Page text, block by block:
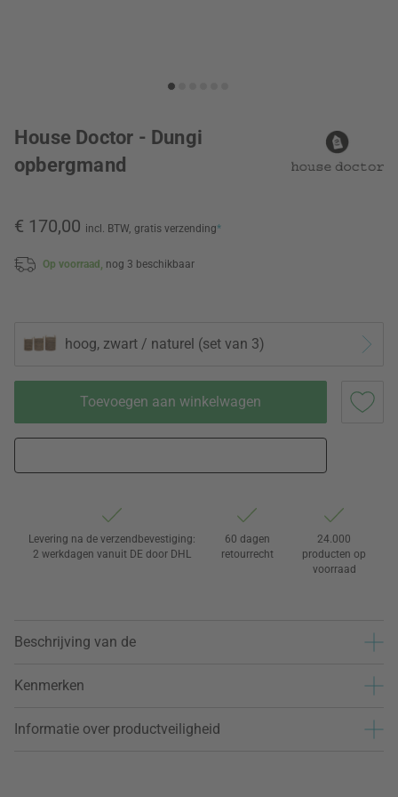
House Doctor - Dungi
opbergmand
€ 170,00 incl. BTW, gratis verzending*
Op voorraad, nog 3 beschikbaar
hoog, zwart / naturel (set van 3)
Toevoegen aan winkelwagen
Levering na de verzendbevestiging:
2 werkdagen vanuit DE door DHL
60 dagen
retourrecht
24.000
producten op
voorraad
Beschrijving van de
Kenmerken
Informatie over productveiligheid